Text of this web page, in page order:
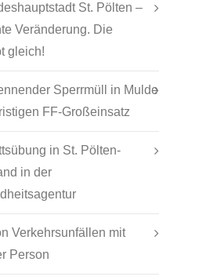
St. Pölten –
Veränderung. Die
gleich!
Sperrmüll in Mulde
FF-Großeinsatz
in St. Pölten-
in der
Verkehrsunfällen mit
Person